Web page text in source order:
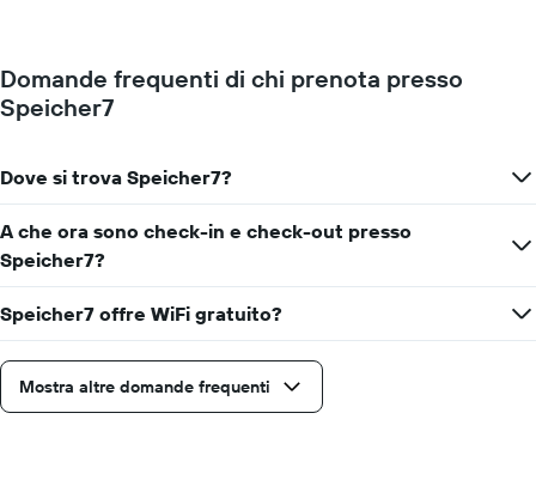
Y
a
prezzo
medio
di
una
camera
camera
per
della
grafico
ha
1
asse
a
indicare
i
Domande frequenti di chi prenota presso
Speicher7
Dove si trova Speicher7?
A che ora sono check-in e check-out presso
Speicher7?
Speicher7 offre WiFi gratuito?
Mostra altre domande frequenti